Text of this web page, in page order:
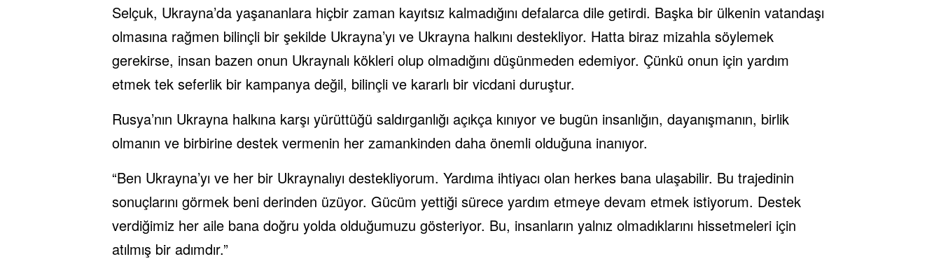
Selçuk, Ukrayna’da yaşananlara hiçbir zaman kayıtsız kalmadığını defalarca dile getirdi. Başka bir ülkenin vatandaşı
olmasına rağmen bilinçli bir şekilde Ukrayna’yı ve Ukrayna halkını destekliyor. Hatta biraz mizahla söylemek
gerekirse, insan bazen onun Ukraynalı kökleri olup olmadığını düşünmeden edemiyor. Çünkü onun için yardım
etmek tek seferlik bir kampanya değil, bilinçli ve kararlı bir vicdani duruştur.
Rusya’nın Ukrayna halkına karşı yürüttüğü saldırganlığı açıkça kınıyor ve bugün insanlığın, dayanışmanın, birlik
olmanın ve birbirine destek vermenin her zamankinden daha önemli olduğuna inanıyor.
“Ben Ukrayna’yı ve her bir Ukraynalıyı destekliyorum. Yardıma ihtiyacı olan herkes bana ulaşabilir. Bu trajedinin
sonuçlarını görmek beni derinden üzüyor. Gücüm yettiği sürece yardım etmeye devam etmek istiyorum. Destek
verdiğimiz her aile bana doğru yolda olduğumuzu gösteriyor. Bu, insanların yalnız olmadıklarını hissetmeleri için
atılmış bir adımdır.”